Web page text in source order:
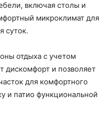
включая столы и
микроклимат для
суток.
отдыха с учетом
дискомфорт и позволяет
для комфортного
и патио функциональной